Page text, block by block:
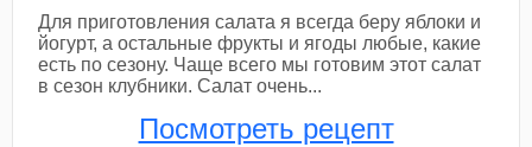
Для приготовления салата я всегда беру яблоки и
йогурт, а остальные фрукты и ягоды любые, какие
есть по сезону. Чаще всего мы готовим этот салат
в сезон клубники. Салат очень...
Посмотреть рецепт